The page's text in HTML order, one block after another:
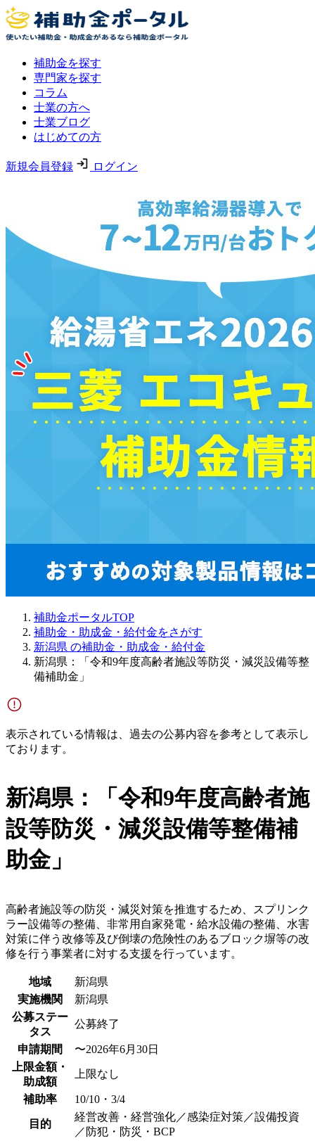
補助金を探す
専門家を探す
コラム
士業の方へ
士業ブログ
はじめての方
新規会員登録 ログイン
補助金ポータルTOP
補助金・助成金・給付金をさがす
新潟県 の補助金・助成金・給付金
新潟県：「令和9年度高齢者施設等防災・減災設備等整
備補助金」
表示されている情報は、過去の公募内容を参考として表示し
ております。
新潟県：「令和9年度高齢者施
設等防災・減災設備等整備補
助金」
高齢者施設等の防災・減災対策を推進するため、スプリンク
ラー設備等の整備、非常用自家発電・給水設備の整備、水害
対策に伴う改修等及び倒壊の危険性のあるブロック塀等の改
修を行う事業者に対する支援を行っています。
地域
新潟県
実施機関
新潟県
公募ステー
タス
公募終了
申請期間
〜2026年6月30日
上限金額・
助成額
上限なし
補助率 10/10・3/4
目的
経営改善・経営強化／感染症対策／設備投資
／防犯・防災・BCP